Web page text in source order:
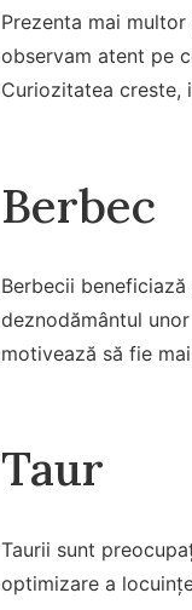
Prezenta mai
observam atent pe
Curiozitatea creste,
Berbec
Berbecii
deznodământul
motivează să fie
Taur
Taurii sunt
optimizare a